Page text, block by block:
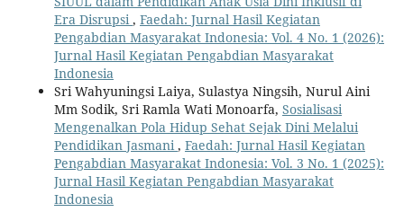
Era Disrupsi, Faedah: Jurnal Hasil Kegiatan
Pengabdian Masyarakat Indonesia: Vol. 4 No. 1 (2026):
Jurnal Hasil Kegiatan Pengabdian Masyarakat
Indonesia
Sri Wahyuningsi Laiya, Sulastya Ningsih, Nurul Aini
Mm Sodik, Sri Ramla Wati Monoarfa, Sosialisasi
Mengenalkan Pola Hidup Sehat Sejak Dini Melalui
Pendidikan Jasmani, Faedah: Jurnal Hasil Kegiatan
Pengabdian Masyarakat Indonesia: Vol. 3 No. 1 (2025):
Jurnal Hasil Kegiatan Pengabdian Masyarakat
Indonesia